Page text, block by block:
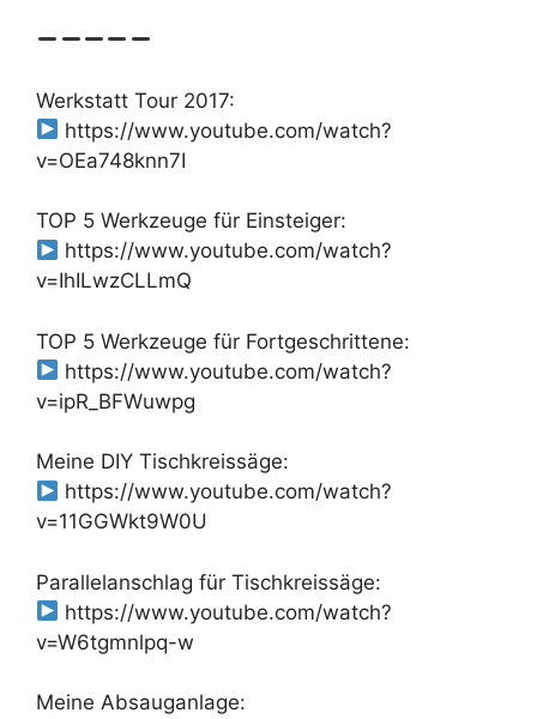
Werkstatt Tour 2017:
https://www.youtube.com/watch?
v=OEa748knn7I
TOP 5 Werkzeuge für Einsteiger:
https://www.youtube.com/watch?
v=IhILwzCLLmQ
TOP 5 Werkzeuge für Fortgeschrittene:
https://www.youtube.com/watch?
v=ipR_BFWuwpg
Meine DIY Tischkreissäge:
https://www.youtube.com/watch?
v=11GGWkt9W0U
Parallelanschlag für Tischkreissäge:
https://www.youtube.com/watch?
v=W6tgmnlpq-w
Meine Absauganlage: